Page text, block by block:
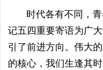
时代各有不同，
记五四重要寄语为广
引了前进方向。伟大
的核心，我们生逢其